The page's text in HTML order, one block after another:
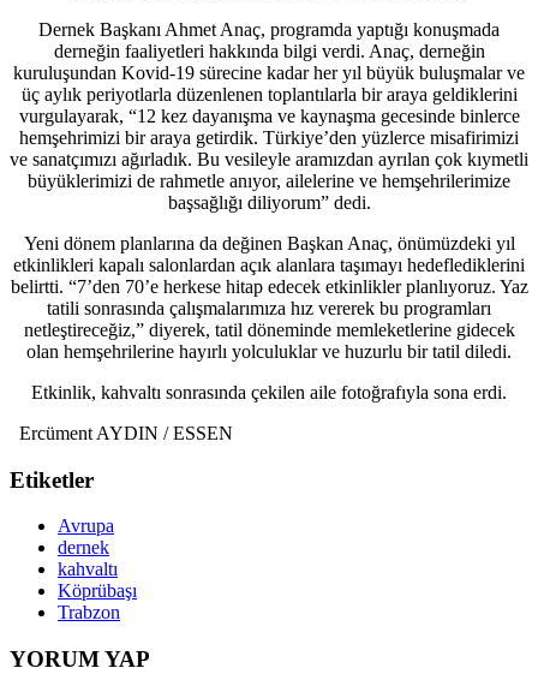
Dernek Başkanı Ahmet Anaç, programda yaptığı konuşmada
derneğin faaliyetleri hakkında bilgi verdi. Anaç, derneğin
kuruluşundan Kovid-19 sürecine kadar her yıl büyük buluşmalar ve
üç aylık periyotlarla düzenlenen toplantılarla bir araya geldiklerini
vurgulayarak, “12 kez dayanışma ve kaynaşma gecesinde binlerce
hemşehrimizi bir araya getirdik. Türkiye’den yüzlerce misafirimizi
ve sanatçımızı ağırladık. Bu vesileyle aramızdan ayrılan çok kıymetli
büyüklerimizi de rahmetle anıyor, ailelerine ve hemşehrilerimize
başsağlığı diliyorum” dedi.
Yeni dönem planlarına da değinen Başkan Anaç, önümüzdeki yıl
etkinlikleri kapalı salonlardan açık alanlara taşımayı hedeflediklerini
belirtti. “7’den 70’e herkese hitap edecek etkinlikler planlıyoruz. Yaz
tatili sonrasında çalışmalarımıza hız vererek bu programları
netleştireceğiz,” diyerek, tatil döneminde memleketlerine gidecek
olan hemşehrilerine hayırlı yolculuklar ve huzurlu bir tatil diledi.
Etkinlik, kahvaltı sonrasında çekilen aile fotoğrafıyla sona erdi.
Ercüment AYDIN / ESSEN
Etiketler
Avrupa
dernek
kahvaltı
Köprübaşı
Trabzon
YORUM YAP